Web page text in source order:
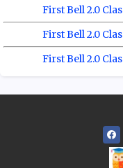
First Bell 2.0
First Bell 2.0
First Bell 2.0